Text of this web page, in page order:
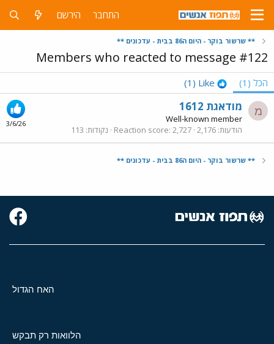
התחבר הירשם
** שרשור בוקר - היום ה86 בבית - עדכונים **
Members who reacted to message #122
הכל (1)
Like
(1)
מ
3/6/26
מודאגת 1612
Well-known member
הודעות 2,176
Reaction score 2,727 נקודות 113
** שרשור בוקר - היום ה86 בבית - עדכונים **
האח הגדול
הלוואות רק תבקש